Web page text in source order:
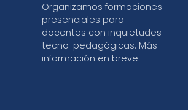
Organizamos formaciones
presenciales para
docentes con inquietudes
tecno-pedagógicas. Más
información en breve.